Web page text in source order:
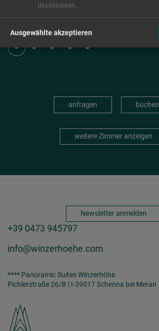
anfragen buchen
weitere Zimmer anzeigen
Newsletter anmelden
+39 0473 945797
info@winzerhoehe.com
**** Panoramic Suites Winzerhöhe
Pichlerstraße 26/B | I-39017 Schenna bei Meran
deaktivieren.
Ausgewählte akzeptieren